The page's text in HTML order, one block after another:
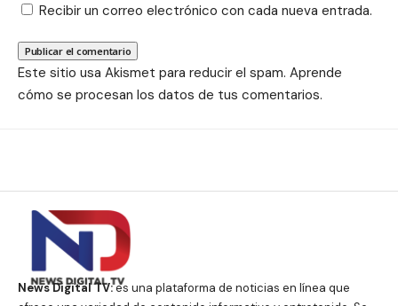
Recibir un correo electrónico con cada nueva entrada.
Este sitio usa Akismet para reducir el spam. Aprende
cómo se procesan los datos de tus comentarios.
News Digital TV:es una plataforma de noticias en línea que